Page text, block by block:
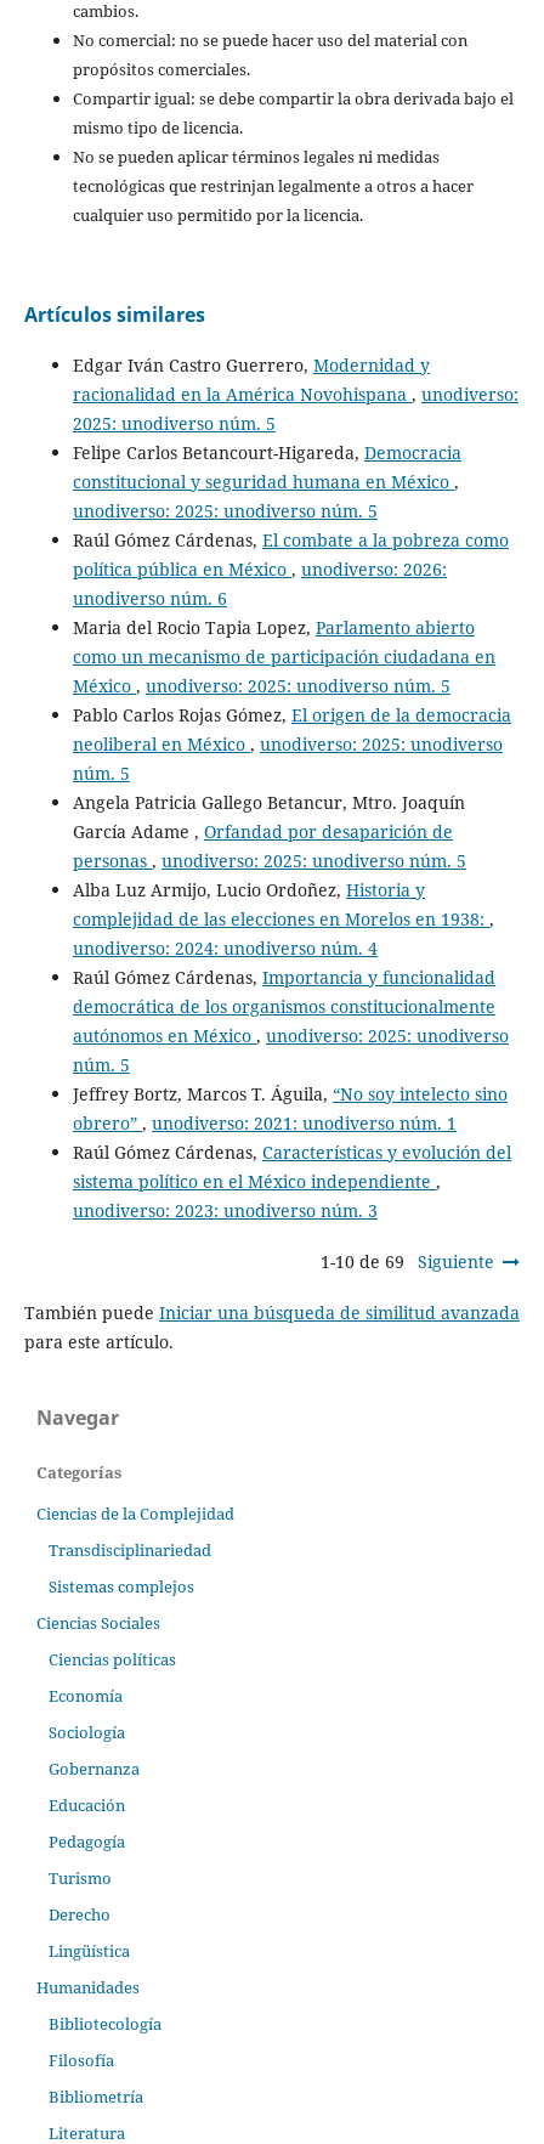
cambios.
No comercial: no se puede hacer uso del material con
propósitos comerciales.
Compartir igual: se debe compartir la obra derivada bajo el
mismo tipo de licencia.
No se pueden aplicar términos legales ni medidas
tecnológicas que restrinjan legalmente a otros a hacer
cualquier uso permitido por la licencia.
Artículos similares
Edgar Iván Castro Guerrero, Modernidad y
racionalidad en la América Novohispana , unodiverso:
2025: unodiverso núm. 5
Felipe Carlos Betancourt-Higareda, Democracia
constitucional y seguridad humana en México ,
unodiverso: 2025: unodiverso núm. 5
Raúl Gómez Cárdenas, El combate a la pobreza como
política pública en México , unodiverso: 2026:
unodiverso núm. 6
Maria del Rocio Tapia Lopez, Parlamento abierto
como un mecanismo de participación ciudadana en
México , unodiverso: 2025: unodiverso núm. 5
Pablo Carlos Rojas Gómez, El origen de la democracia
neoliberal en México , unodiverso: 2025: unodiverso
núm. 5
Angela Patricia Gallego Betancur, Mtro. Joaquín
García Adame , Orfandad por desaparición de
personas , unodiverso: 2025: unodiverso núm. 5
Alba Luz Armijo, Lucio Ordoñez, Historia y
complejidad de las elecciones en Morelos en 1938: ,
unodiverso: 2024: unodiverso núm. 4
Raúl Gómez Cárdenas, Importancia y funcionalidad
democrática de los organismos constitucionalmente
autónomos en México , unodiverso: 2025: unodiverso
núm. 5
Jeffrey Bortz, Marcos T. Águila, “No soy intelecto sino
obrero” , unodiverso: 2021: unodiverso núm. 1
Raúl Gómez Cárdenas, Características y evolución del
sistema político en el México independiente ,
unodiverso: 2023: unodiverso núm. 3
1-10 de 69 Siguiente
También puede Iniciar una búsqueda de similitud avanzada
para este artículo.
Navegar
Categorías
Ciencias de la Complejidad
Transdisciplinariedad
Sistemas complejos
Ciencias Sociales
Ciencias políticas
Economía
Sociología
Gobernanza
Educación
Pedagogía
Turismo
Derecho
Lingüística
Humanidades
Bibliotecología
Filosofía
Bibliometría
Literatura